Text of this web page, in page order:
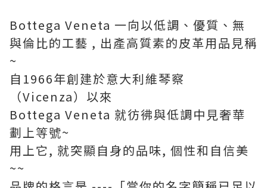
Bottega Veneta 一向以低調、優質、無
與倫比的工藝 , 出產高質素的皮革用品見稱
~
自1966年創建於意大利維琴察
（Vicenza）以來
Bottega Veneta 就彷彿與低調中見奢華
劃上等號~
用上它, 就突顯自身的品味, 個性和自信美
~~